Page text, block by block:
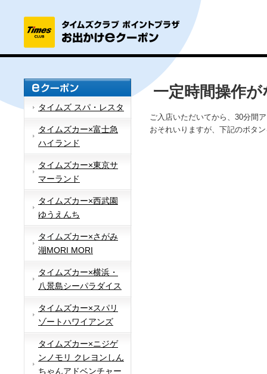
タイムズ スパ・レスタ
タイムズカー×富士急
ハイランド
タイムズカー×東京サ
マーランド
タイムズカー×西武園
ゆうえんち
タイムズカー×さがみ
湖MORI MORI
タイムズカー×横浜・
八景島シーパラダイス
タイムズカー×スパリ
ゾートハワイアンズ
タイムズカー×ニジゲ
ンノモリ クレヨンしん
ちゃんアドベンチャー
一定時間操作
ご入店いただいてから、30分間
おそれいりますが、下記のボタ